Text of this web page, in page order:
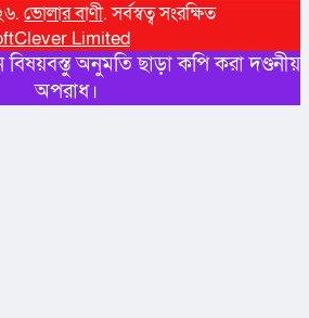
ভোলার বাণী. সর্বস্বত্ব সংরক্ষিত
অনুমতি ছাড়া কপি করা দণ্ডনীয়
অপরাধ।